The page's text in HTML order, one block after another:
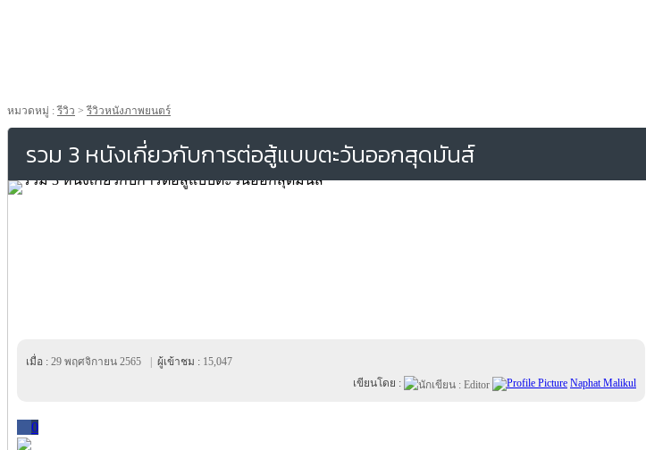
หมวดหมู่ :รีวิว >รีวิวหนังภาพยนตร์
รวม 3 หนังเกี่ยวกับการต่อสู้แบบตะวันออกสุดมันส์
เมื่อ : 29 พฤศจิกายน 2565 ผู้เข้าชม : 15,047
เขียนโดย :
Naphat Malikul
0